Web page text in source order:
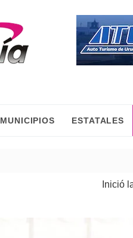
MUNICIPIOS ESTATALES
Inició la edición 60, de la